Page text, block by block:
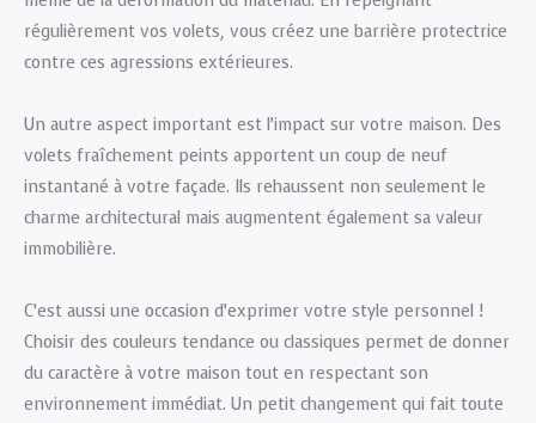
régulièrement vos volets, vous créez une barrière protectrice
contre ces agressions extérieures.
Un autre aspect important est l’impact sur votre maison. Des
volets fraîchement peints apportent un coup de neuf
instantané à votre façade. Ils rehaussent non seulement le
charme architectural mais augmentent également sa valeur
immobilière.
C’est aussi une occasion d’exprimer votre style personnel !
Choisir des couleurs tendance ou classiques permet de donner
du caractère à votre maison tout en respectant son
environnement immédiat. Un petit changement qui fait toute